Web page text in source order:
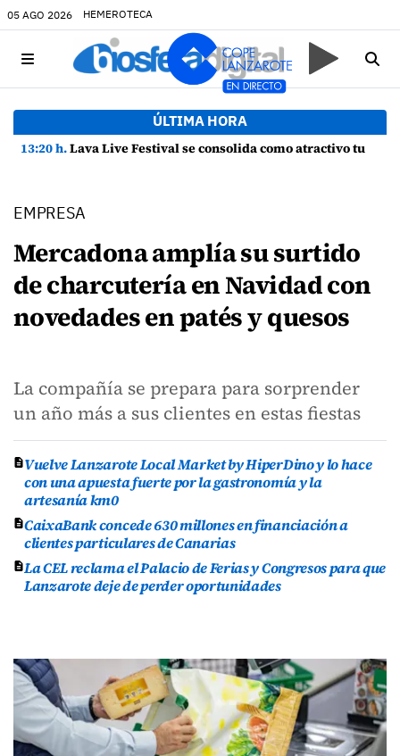
05 AGO 2026 HEMEROTECA
ÚLTIMA HORA
13:20 h.Lava Live Festival se consolida como atractivo turístico y agente dinamizador de la economía de Lanzarote
EMPRESA
Mercadona amplía su surtido
de charcutería en Navidad con
novedades en patés y quesos
La compañía se prepara para sorprender
un año más a sus clientes en estas fiestas
Vuelve Lanzarote Local Market by HiperDino y lo hace
con una apuesta fuerte por la gastronomía y la
artesanía km0
CaixaBank concede 630 millones en financiación a
clientes particulares de Canarias
La CEL reclama el Palacio de Ferias y Congresos para que
Lanzarote deje de perder oportunidades